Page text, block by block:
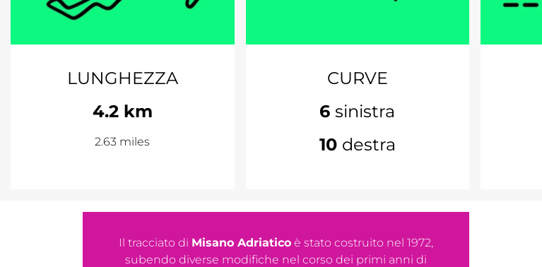
LUNGHEZZA
4.2 km
2.63 miles
CURVE
6sinistra
10 destra
Il tracciato di Misano Adriatico è stato costruito nel 1972,
subendo diverse modifiche nel corso dei primi anni di